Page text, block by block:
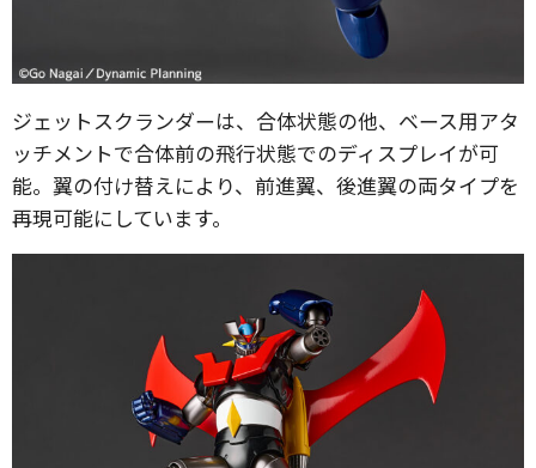
ジェットスクランダーは、合体状態の他、ベース用アタ
ッチメントで合体前の飛行状態でのディスプレイが可
能。翼の付け替えにより、前進翼、後進翼の両タイプを
再現可能にしています。